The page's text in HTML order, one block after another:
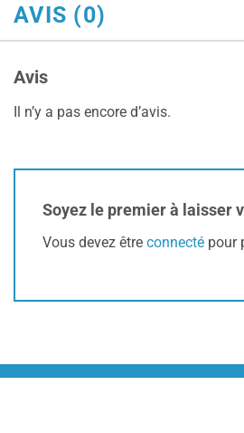
AVIS (0)
Avis
Il n’y a pas encore d’avis.
Soyez le premier à laisser
Vous devez être connecté pour